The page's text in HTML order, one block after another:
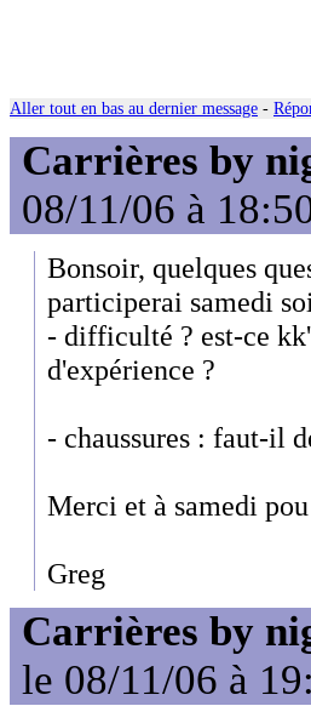
Aller tout en bas au dernier message -
Carrières by
08/11/06 à
Bonsoir, quelques
participerai samedi
- difficulté ? est-ce
d'expérience ?
- chaussures : faut-il
Merci et à samedi
Greg
Carrières by
le 08/11/06 à